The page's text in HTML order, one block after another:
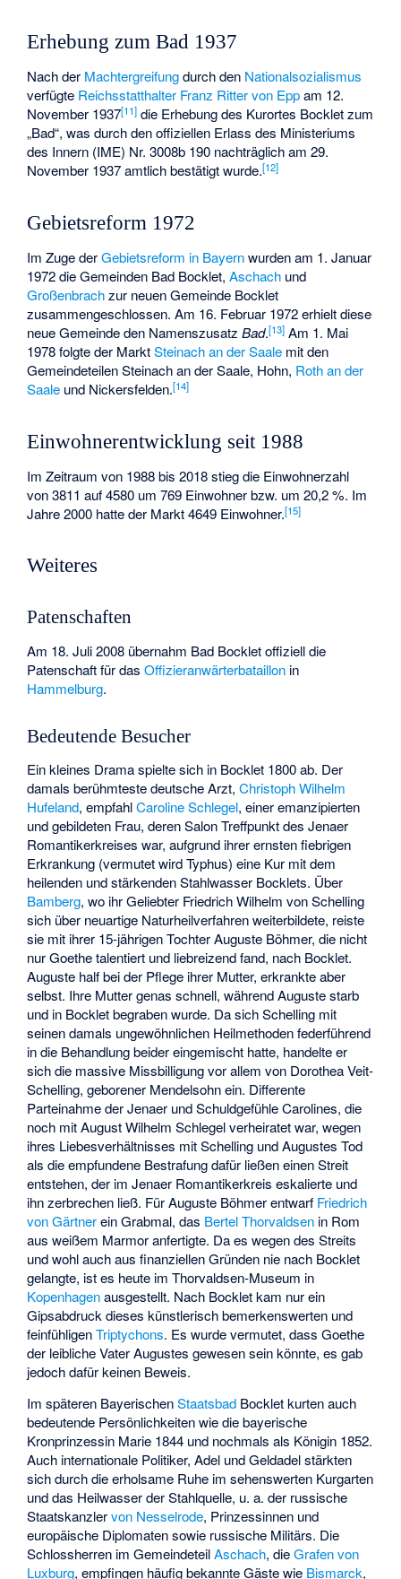
Erhebung zum Bad 1937
Nach der Machtergreifungdurch den Nationalsozialismus
verfügte Reichsstatthalter Franz Ritter von Eppam 12.
November 1937[11] die Erhebung des Kurortes Bocklet zum
„Bad“, was durch den offiziellen Erlass des Ministeriums
des Innern (IME) Nr. 3008b 190 nachträglich am 29.
November 1937 amtlich bestätigt wurde.[12]
Gebietsreform 1972
Im Zuge derGebietsreform in Bayernwurden am 1. Januar
1972 die Gemeinden Bad Bocklet,Aschach und
Großenbrachzur neuen Gemeinde Bocklet
zusammengeschlossen. Am 16. Februar 1972 erhielt diese
neue Gemeinde den NamenszusatzBad.[13] Am 1. Mai
1978 folgte der MarktSteinach an der Saale mit den
GemeindeteilenSteinach an der Saale, Hohn, Roth an der
Saale und Nickersfelden.[14]
Einwohnerentwicklung seit 1988
Im Zeitraum von 1988 bis 2018 stieg die Einwohnerzahl
von 3811 auf 4580 um 769 Einwohner bzw. um 20,2 %. Im
Jahre 2000 hatte der Markt 4649 Einwohner.[15]
Weiteres
Patenschaften
Am 18. Juli 2008 übernahm Bad Bocklet offiziell die
Patenschaft für dasOffizieranwärterbataillon in
Hammelburg.
Bedeutende Besucher
Ein kleines Drama spielte sich in Bocklet 1800 ab. Der
damals berühmteste deutsche Arzt,Christoph Wilhelm
Hufeland, empfahlCaroline Schlegel, einer emanzipierten
und gebildeten Frau, deren Salon Treffpunkt des Jenaer
Romantikerkreises war, aufgrund ihrer ernsten fiebrigen
Erkrankung (vermutet wird Typhus) eine Kur mit dem
heilenden und stärkenden Stahlwasser Bocklets. Über
Bamberg, wo ihr Geliebter Friedrich Wilhelm von Schelling
sich über neuartige Naturheilverfahren weiterbildete, reiste
sie mit ihrer 15-jährigen TochterAuguste Böhmer, die nicht
nur Goethe talentiert und liebreizend fand, nach Bocklet.
Auguste half bei der Pflege ihrer Mutter, erkrankte aber
selbst. Ihre Mutter genas schnell, während Auguste starb
und in Bocklet begraben wurde. Da sich Schelling mit
seinen damals ungewöhnlichen Heilmethoden federführend
in die Behandlung beider eingemischt hatte, handelte er
sich die massive Missbilligung vor allem von Dorothea Veit-
Schelling, geborener Mendelsohn ein. Differente
Parteinahme der Jenaer und Schuldgefühle Carolines, die
noch mit August Wilhelm Schlegel verheiratet war, wegen
ihres Liebesverhältnisses mit Schelling und Augustes Tod
als die empfundene Bestrafung dafür ließen einen Streit
entstehen, der im Jenaer Romantikerkreis eskalierte und
ihn zerbrechen ließ. Für Auguste Böhmer entwarf Friedrich
von Gärtnerein Grabmal, das Bertel Thorvaldsen in Rom
aus weißem Marmor anfertigte. Da es wegen des Streits
und wohl auch aus finanziellen Gründen nie nach Bocklet
gelangte, ist es heute im Thorvaldsen-Museum in
Kopenhagenausgestellt. Nach Bocklet kam nur ein
Gipsabdruck dieses künstlerisch bemerkenswerten und
feinfühligenTriptychons. Es wurde vermutet, dass Goethe
der leibliche Vater Augustes gewesen sein könnte, es gab
jedoch dafür keinen Beweis.
Im späteren BayerischenStaatsbad Bocklet kurten auch
bedeutende Persönlichkeiten wie die bayerische
Kronprinzessin Marie 1844 und nochmals als Königin 1852.
Auch internationale Politiker, Adel und Geldadel stärkten
sich durch die erholsame Ruhe im sehenswerten Kurgarten
und das Heilwasser der Stahlquelle, u. a. der russische
Staatskanzlervon Nesselrode, Prinzessinnen und
europäische Diplomaten sowie russische Militärs. Die
Schlossherren im GemeindeteilAschach, dieGrafen von
Luxburg, empfingen häufig bekannte Gäste wie Bismarck,